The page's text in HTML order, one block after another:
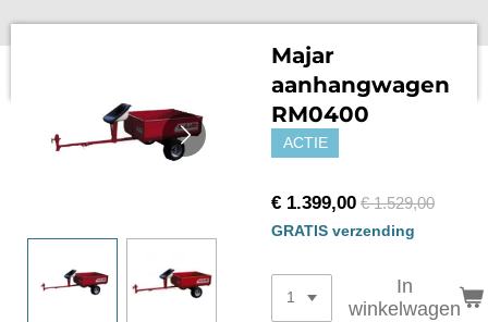
Majar
aanhangwagen
RM0400
ACTIE
€ 1.399,00 € 1.529,00
GRATIS verzending
In
winkelwagen